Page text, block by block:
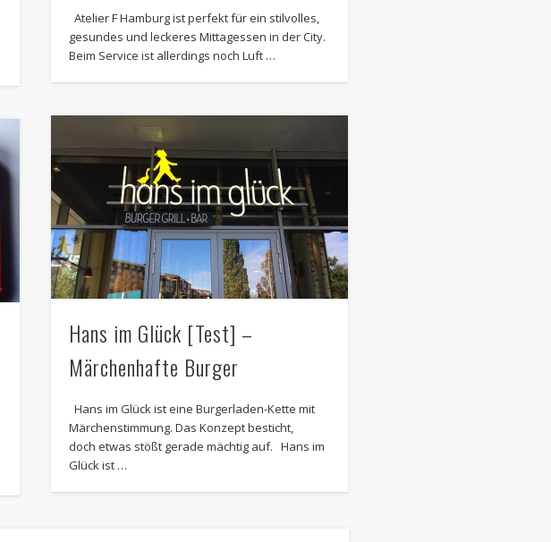
Atelier F Hamburg ist perfekt für ein stilvolles,
gesundes und leckeres Mittagessen in der City.
Beim Service ist allerdings noch Luft …
Hans im Glück [Test] –
Märchenhafte Burger
Hans im Glück ist eine Burgerladen-Kette mit
Märchenstimmung. Das Konzept besticht,
doch etwas stößt gerade mächtig auf. Hans im
Glück ist …